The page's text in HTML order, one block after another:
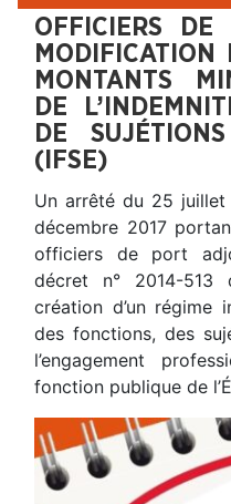
OFFICIERS
MODIFICATION
MONTANTS
DE
DE
(IFSE)
Un arrêté du 25
décembre 2017
officiers de port
décret n° 2014-
création d’un régime
des fonctions, des
l’engagement
fonction publique de